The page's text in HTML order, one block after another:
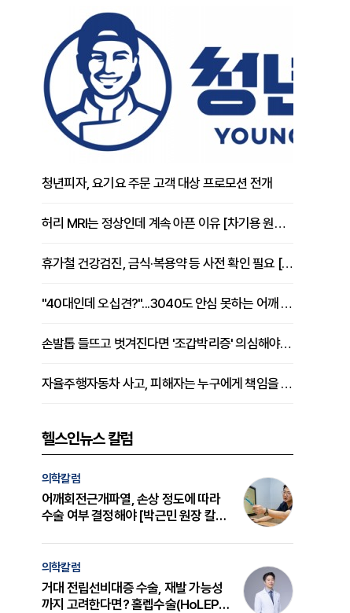
청년피자, 요기요 주문 고객 대상 프로모션 전개
허리 MRI는 정상인데 계속 아픈 이유 [차기용 원장 칼럼]
휴가철 건강검진, 금식·복용약 등 사전 확인 필요 [정도감 원장 칼럼]
"40대인데 오십견?"...3040도 안심 못하는 어깨 유착성 관절낭염
손발톱 들뜨고 벗겨진다면 '조갑박리증' 의심해야 [김철윤 원장 칼럼]
자율주행자동차 사고, 피해자는 누구에게 책임을 물을 수 있을까
헬스인뉴스 칼럼
의학칼럼
어깨회전근개파열, 손상 정도에 따라
수술 여부 결정해야 [박근민 원장 칼
의학칼럼
거대 전립선비대증 수술, 재발 가능성
까지 고려한다면? 홀렙수술(HoLEP)